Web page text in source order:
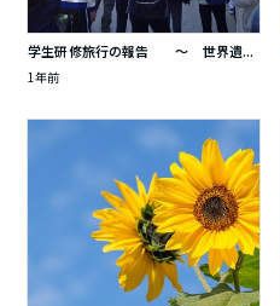
学生研修旅行の報告 ～ 世界遺...
1年前